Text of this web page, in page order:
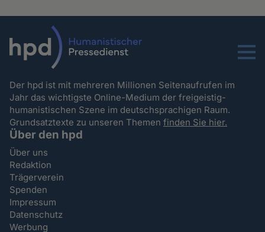
Menu
Der hpd ist mit mehreren Millionen Seitenaufrufen im
Jahr das wichtigste Online-Medium der freigeistig-
humanistischen Szene im deutschsprachigen Raum.
Grundsatztexte zu unseren Themenfinden Sie hier.
Über den hpd
Über uns
Redaktion
Trägerverein
Spenden
Impressum
Datenschutz
Werbung